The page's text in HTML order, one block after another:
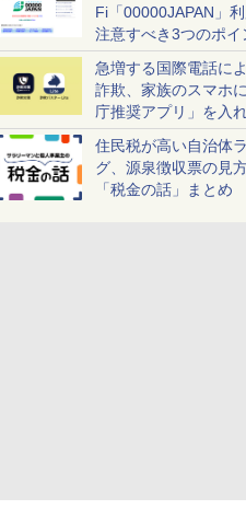
Fi「00000JAPAN」
注意すべき3つのポイ
急増する国際電話に
詐欺、家族のスマホ
庁推奨アプリ」を入れ
しよう！
住民税が高い自治体
グ、源泉徴収票の見
「税金の話」まとめ